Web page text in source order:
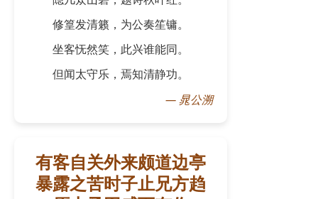
修篁发清籁，为公奏笙镛。
坐客怃然笑，此兴谁能同。
但闻太守乐，焉知清静功。
— 晁公溯
有客自关外来颇道边亭
暴露之苦时子止兄方趋